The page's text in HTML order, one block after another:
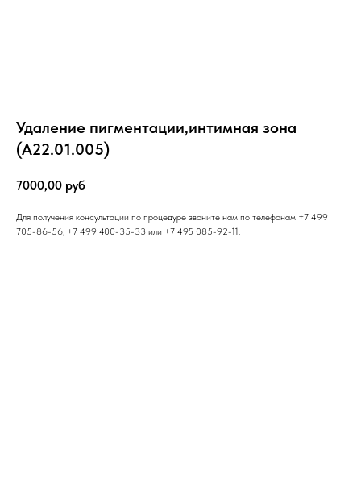
Удаление пигментации,интимная зона
(А22.01.005)
7000,00 руб
Для получения консультации по процедуре звоните нам по телефонам +7 499
705-86-56, +7 499 400-35-33 или +7 495 085-92-11.